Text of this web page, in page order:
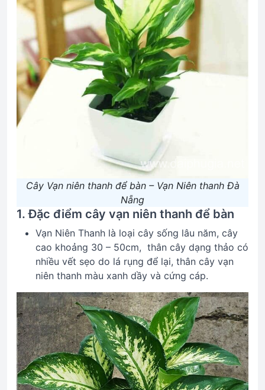
Cây Vạn niên thanh để bàn – Vạn Niên thanh Đà
Nẵng
1. Đặc điểm cây vạn niên thanh để bàn
Vạn Niên Thanh là loại cây sống lâu năm, cây
cao khoảng 30 – 50cm, thân cây dạng thảo có
nhiều vết sẹo do lá rụng để lại, thân cây vạn
niên thanh màu xanh dầy và cứng cáp.